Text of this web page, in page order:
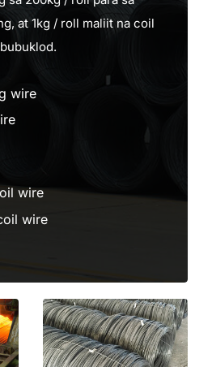
at 1kg / roll maliit na coil
wire
wire
wire